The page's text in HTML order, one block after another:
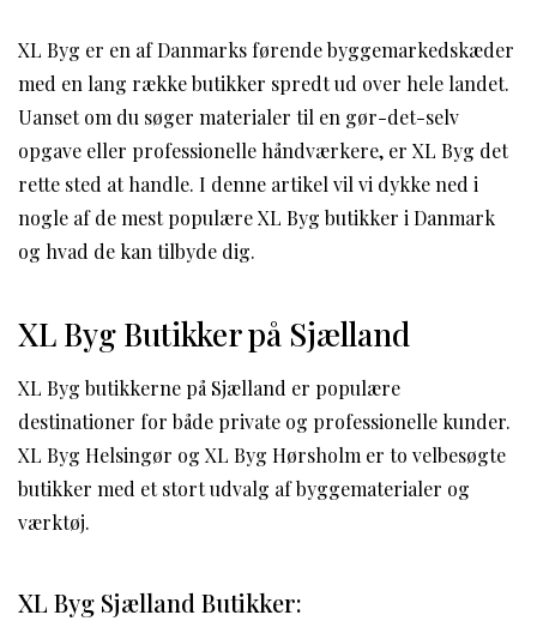
XL Byg er en af Danmarks førende byggemarkedskæder
med en lang række butikker spredt ud over hele landet.
Uanset om du søger materialer til en gør-det-selv
opgave eller professionelle håndværkere, er XL Byg det
rette sted at handle. I denne artikel vil vi dykke ned i
nogle af de mest populære XL Byg butikker i Danmark
og hvad de kan tilbyde dig.
XL Byg Butikker på Sjælland
XL Byg butikkerne på Sjælland er populære
destinationer for både private og professionelle kunder.
XL Byg Helsingør og XL Byg Hørsholm er to velbesøgte
butikker med et stort udvalg af byggematerialer og
værktøj.
XL Byg Sjælland Butikker: